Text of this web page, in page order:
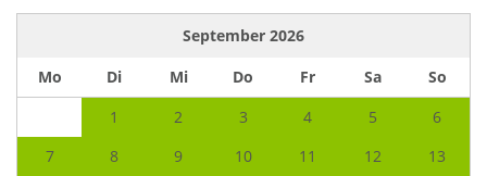
September 2026
Mo
Di Mi Do Fr Sa
So
1
2 3 4 5
6
7
8 9 10 11 12
13